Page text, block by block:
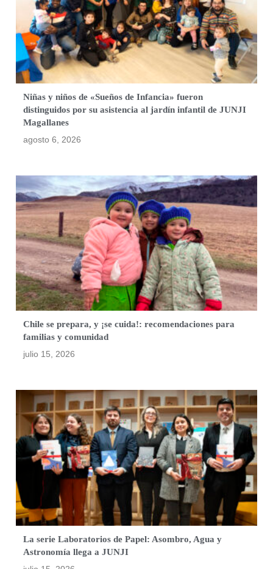
Niñas y niños de «Sueños de Infancia» fueron
distinguidos por su asistencia al jardín infantil de JUNJI
Magallanes
agosto 6, 2026
Chile se prepara, y ¡se cuida!: recomendaciones para
familias y comunidad
julio 15, 2026
La serie Laboratorios de Papel: Asombro, Agua y
Astronomía llega a JUNJI